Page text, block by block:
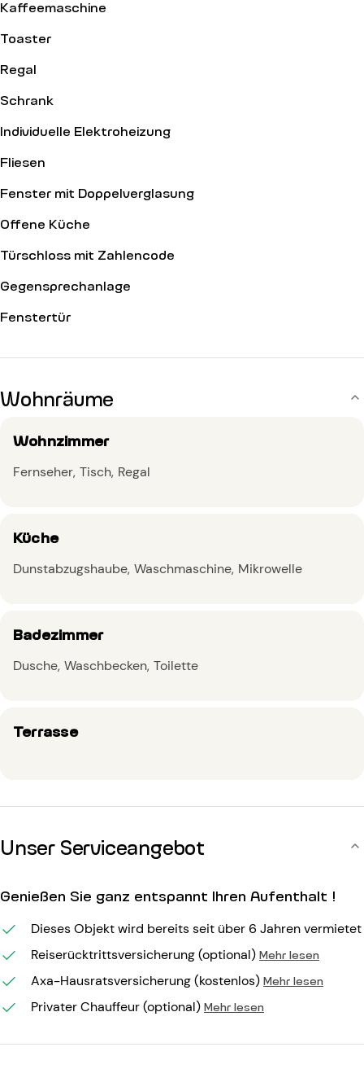
Kaffeemaschine
Toaster
Regal
Schrank
Individuelle Elektroheizung
Fliesen
Fenster mit Doppelverglasung
Offene Küche
Türschloss mit Zahlencode
Gegensprechanlage
Fenstertür
Wohnräume
Wohnzimmer
Fernseher Tisch Regal
Küche
Dunstabzugshaube Waschmaschine Mikrowelle
Badezimmer
Dusche Waschbecken Toilette
Terrasse
Unser Serviceangebot
Genießen Sie ganz entspannt Ihren Aufenthalt !
Dieses Objekt wird bereits seit über 6 Jahren vermietet
Reiserücktrittsversicherung (optional) Mehr lesen
Axa-Hausratsversicherung (kostenlos) Mehr lesen
Privater Chauffeur (optional) Mehr lesen